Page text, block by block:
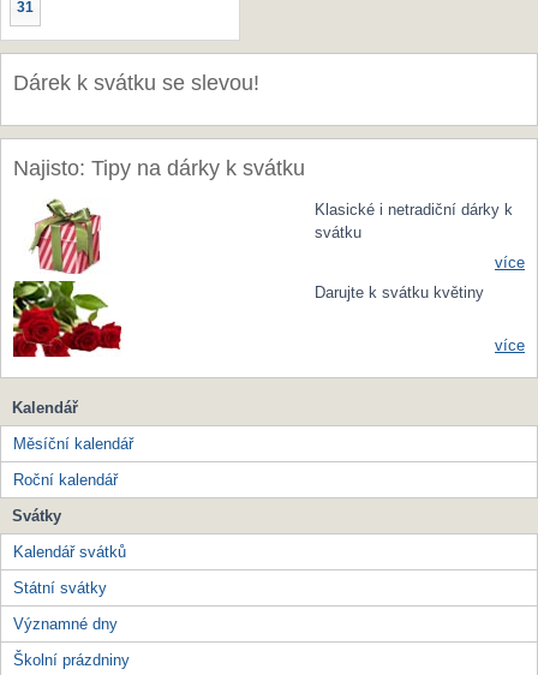
31
Dárek k svátku se slevou!
Najisto: Tipy na dárky k svátku
Klasické i netradiční dárky k
svátku
více
Darujte k svátku květiny
více
Kalendář
Měsíční kalendář
Roční kalendář
Svátky
Kalendář svátků
Státní svátky
Významné dny
Školní prázdniny